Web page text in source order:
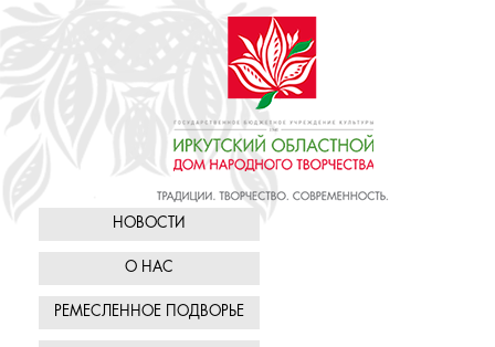
НОВОСТИ
О НАС
РЕМЕСЛЕННОЕ ПОДВОРЬЕ